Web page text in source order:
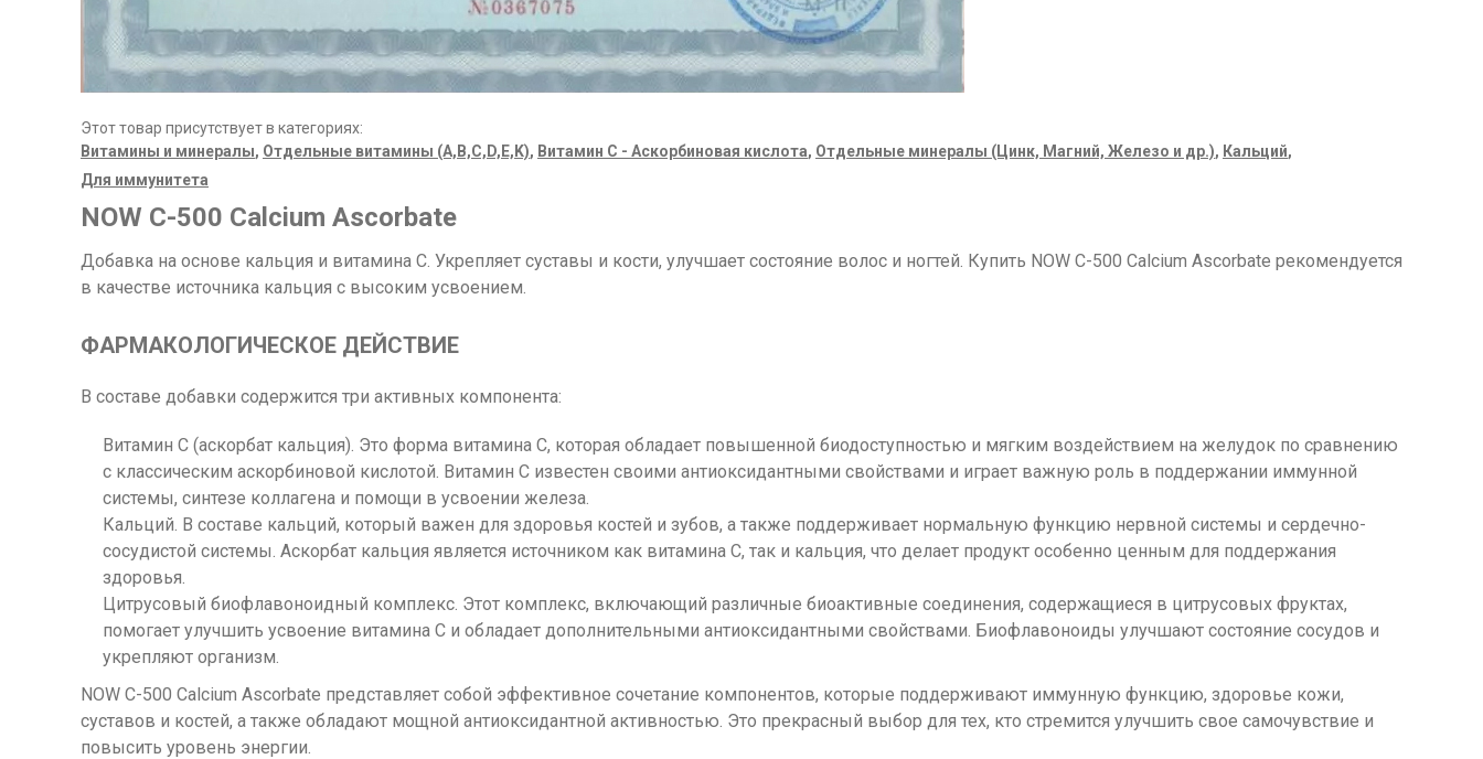
Этот товар присутствует в категориях:
Витамины и минералы, Отдельные витамины (A,B,C,D,E,K), Витамин C - Аскорбиновая кислота, Отдельные минералы (Цинк, Магний, Железо и др.), Кальций,
Для иммунитета
NOW C-500 Calcium Ascorbate
Добавка на основе кальция и витамина C. Укрепляет суставы и кости, улучшает состояние волос и ногтей. Купить NOW C-500 Calcium Ascorbate рекомендуется
в качестве источника кальция с высоким усвоением.
ФАРМАКОЛОГИЧЕСКОЕ ДЕЙСТВИЕ
В составе добавки содержится три активных компонента:
Витамин C (аскорбат кальция). Это форма витамина C, которая обладает повышенной биодоступностью и мягким воздействием на желудок по сравнению
с классическим аскорбиновой кислотой. Витамин C известен своими антиоксидантными свойствами и играет важную роль в поддержании иммунной
системы, синтезе коллагена и помощи в усвоении железа.
Кальций. В составе кальций, который важен для здоровья костей и зубов, а также поддерживает нормальную функцию нервной системы и сердечно-
сосудистой системы. Аскорбат кальция является источником как витамина C, так и кальция, что делает продукт особенно ценным для поддержания
здоровья.
Цитрусовый биофлавоноидный комплекс. Этот комплекс, включающий различные биоактивные соединения, содержащиеся в цитрусовых фруктах,
помогает улучшить усвоение витамина C и обладает дополнительными антиоксидантными свойствами. Биофлавоноиды улучшают состояние сосудов и
укрепляют организм.
NOW C-500 Calcium Ascorbate представляет собой эффективное сочетание компонентов, которые поддерживают иммунную функцию, здоровье кожи,
суставов и костей, а также обладают мощной антиоксидантной активностью. Это прекрасный выбор для тех, кто стремится улучшить свое самочувствие и
повысить уровень энергии.